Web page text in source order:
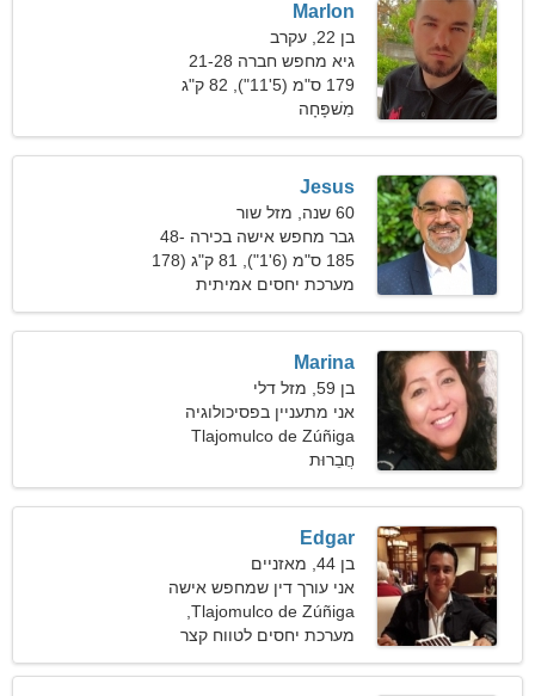
Marlon
בן 22, עקרב
גיא מחפש חברה 21-28
179 ס"מ (5'11"), 82 ק"ג
(180 פאונד)
מִשׁפָּחָה
Jesus
60 שנה, מזל שור
גבר מחפש אישה בכירה 48-
57
185 ס"מ (6'1"), 81 ק"ג (178
פאונד)
מערכת יחסים אמיתית
Marina
בן 59, מזל דלי
אני מתעניין בפסיכולוגיה
ויוגה
Tlajomulco de Zúñiga
חֲבֵרוּת
Edgar
בן 44, מאזניים
אני עורך דין שמחפש אישה
מושכת
מקסיקו
מערכת יחסים לטווח קצר